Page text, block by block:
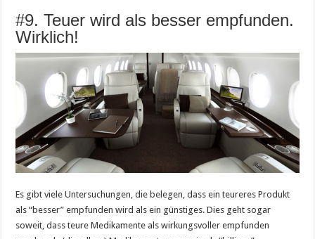
#9. Teuer wird als besser empfunden.
Wirklich!
Es gibt viele Untersuchungen, die belegen, dass ein teureres Produkt
als “besser” empfunden wird als ein günstiges. Dies geht sogar
soweit, dass teure Medikamente als wirkungsvoller empfunden